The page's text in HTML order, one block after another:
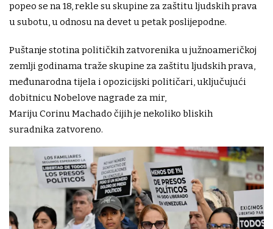
popeo se na 18, rekle su skupine za zaštitu ljudskih prava
u subotu, u odnosu na devet u petak poslijepodne.
Puštanje stotina političkih zatvorenika u južnoameričkoj
zemlji godinama traže skupine za zaštitu ljudskih prava,
međunarodna tijela i opozicijski političari, uključujući
dobitnicu Nobelove nagrade za mir,
Mariju Corinu Machado čijih je nekoliko bliskih
suradnika zatvoreno.